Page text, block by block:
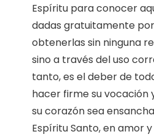
Espíritu para conocer
dadas gratuitamente
obtenerlas sin ninguna
sino a través del uso
tanto, es el deber de
hacer firme su vocación
su corazón sea
Espíritu Santo, en amor